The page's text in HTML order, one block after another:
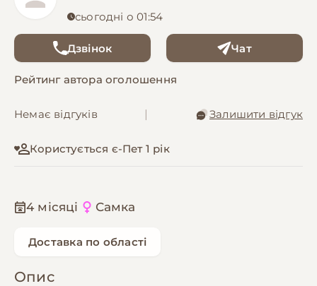
сьогодні о 01:54
Дзвінок Чат
Рейтинг автора оголошення
Немає відгуків Залишити відгук
Користується є-Пет 1 рік
4 місяці Самка
Доставка по області
Опис